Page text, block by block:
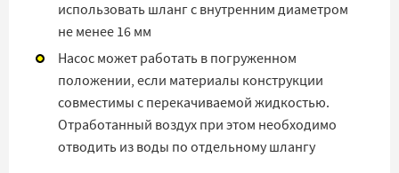
использовать шланг с внутренним диаметром
не менее 16 мм
Насос может работать в погруженном
положении, если материалы конструкции
совместимы с перекачиваемой жидкостью.
Отработанный воздух при этом необходимо
отводить из воды по отдельному шлангу